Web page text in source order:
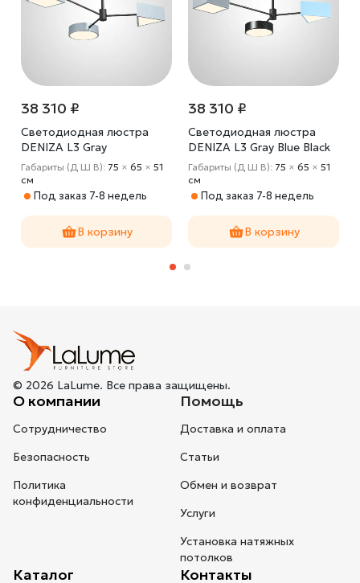
38 310 ₽
Светодиодная люстра
DENIZA L3 Gray
Габариты (Д Ш В): 75 × 65 × 51
cм
Под заказ 7-8 недель
В корзину
38 310 ₽
Светодиодная люстра
DENIZA L3 Gray Blue Black
Габариты (Д Ш В): 75 × 65 × 51
cм
Под заказ 7-8 недель
В корзину
© 2026 LaLume. Все права защищены.
О компании
Сотрудничество
Безопасность
Политика
конфиденциальности
Помощь
Доставка и оплата
Статьи
Обмен и возврат
Услуги
Установка натяжных
потолков
Каталог Контакты